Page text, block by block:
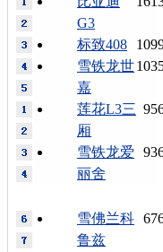
G3
标致408
雪铁龙世
嘉
莲花L3三
厢
雪铁龙爱
丽舍
雪佛兰科
鲁兹